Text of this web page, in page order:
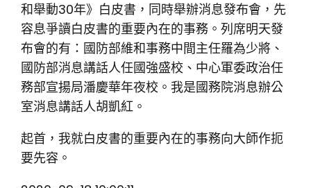
和舉動30年》白皮書，同時舉辦消息發布會，先
容息爭讀白皮書的重要內在的事務。列席明天發
布會的有：國防部維和事務中間主任羅為少將、
國防部消息講話人任國強盛校、中心軍委政治任
務部宣揚局潘慶華年夜校。我是國務院消息辦公
室消息講話人胡凱紅。
起首，我就白皮書的重要內在的事務向大師作扼
要先容。